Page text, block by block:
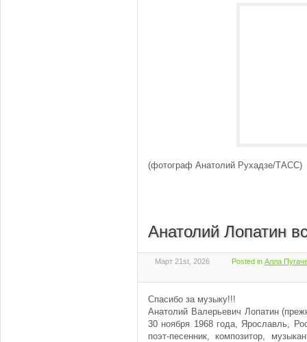
(фотограф Анатолий Рухадзе/ТАСС)
Анатолий Лопатин
Март 21st, 2026 Posted in Алла
Спасибо за музыку!!!
Анатолий Валерьевич Лопатин
30 ноября 1968 года, Ярославль,
поэт-песенник, композитор,